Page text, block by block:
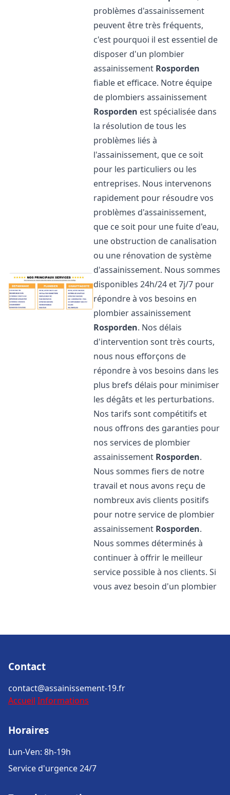
problèmes d'assainissement
peuvent être très fréquents,
c'est pourquoi il est essentiel de
disposer d'un plombier
assainissement Rosporden
fiable et efficace. Notre équipe
de plombiers assainissement
Rosporden est spécialisée dans
la résolution de tous les
problèmes liés à
l'assainissement, que ce soit
pour les particuliers ou les
entreprises. Nous intervenons
rapidement pour résoudre vos
problèmes d'assainissement,
que ce soit pour une fuite d'eau,
une obstruction de canalisation
ou une rénovation de système
d'assainissement. Nous sommes
disponibles 24h/24 et 7j/7 pour
répondre à vos besoins en
plombier assainissement
Rosporden. Nos délais
d'intervention sont très courts,
nous nous efforçons de
répondre à vos besoins dans les
plus brefs délais pour minimiser
les dégâts et les perturbations.
Nos tarifs sont compétitifs et
nous offrons des garanties pour
nos services de plombier
assainissement Rosporden.
Nous sommes fiers de notre
travail et nous avons reçu de
nombreux avis clients positifs
pour notre service de plombier
assainissement Rosporden.
Nous sommes déterminés à
continuer à offrir le meilleur
service possible à nos clients. Si
vous avez besoin d'un plombier
Contact
contact@assainissement-19.fr
Accueil Informations
Horaires
Lun-Ven: 8h-19h
Service d'urgence 24/7